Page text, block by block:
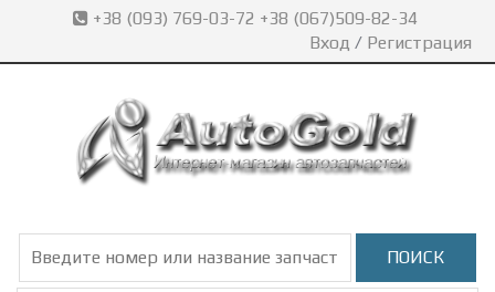
+38 (093) 769-03-72 +38 (067)509-82-34
Вход / Регистрация